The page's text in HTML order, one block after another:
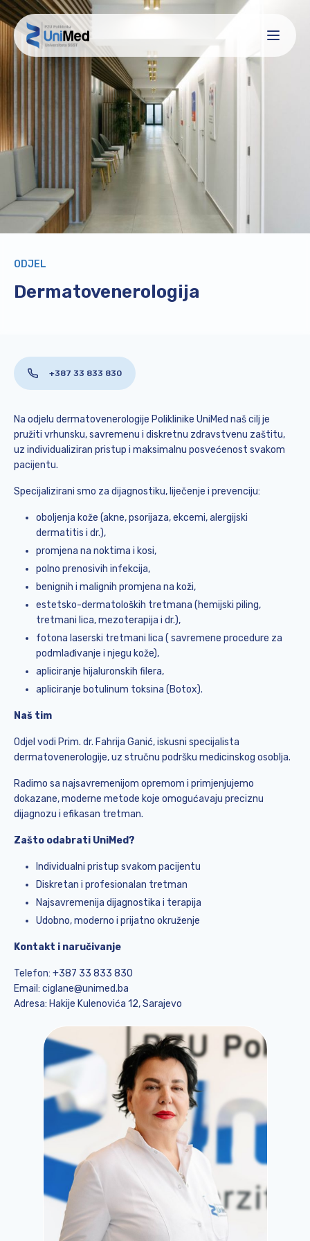
ODJEL
Dermatovenerologija
+387 33 833 830
Na odjelu dermatovenerologije Poliklinike UniMed naš cilj je
pružiti vrhunsku, savremenu i diskretnu zdravstvenu zaštitu,
uz individualiziran pristup i maksimalnu posvećenost svakom
pacijentu.
Specijalizirani smo za dijagnostiku, liječenje i prevenciju:
oboljenja kože (akne, psorijaza, ekcemi, alergijski
dermatitis i dr.),
promjena na noktima i kosi,
polno prenosivih infekcija,
benignih i malignih promjena na koži,
estetsko-dermatoloških tretmana (hemijski piling,
tretmani lica, mezoterapija i dr.),
fotona laserski tretmani lica ( savremene procedure za
podmlađivanje i njegu kože),
apliciranje hijaluronskih filera,
apliciranje botulinum toksina (Botox).
Naš tim
Odjel vodi Prim. dr. Fahrija Ganić, iskusni specijalista
dermatovenerologije, uz stručnu podršku medicinskog osoblja.
Radimo sa najsavremenijom opremom i primjenjujemo
dokazane, moderne metode koje omogućavaju preciznu
dijagnozu i efikasan tretman.
Zašto odabrati UniMed?
Individualni pristup svakom pacijentu
Diskretan i profesionalan tretman
Najsavremenija dijagnostika i terapija
Udobno, moderno i prijatno okruženje
Kontakt i naručivanje
Telefon: +387 33 833 830
Email: ciglane@unimed.ba
Adresa: Hakije Kulenovića 12, Sarajevo